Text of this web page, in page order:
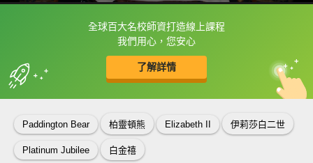
全球百大名校師資打造線上課程
我們用心，您安心
了解詳情
框選或點兩下字幕可以直接查字典喔！
收錄佳句 中
英
Paddington Bear 柏靈頓熊 Elizabeth II 伊莉莎白二世
Platinum Jubilee 白金禧